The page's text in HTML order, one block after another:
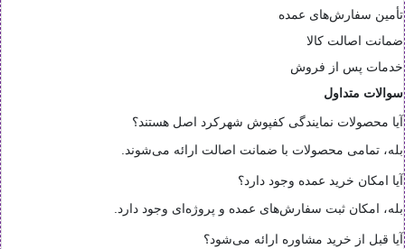
تأمین سفارش‌های عمده
ضمانت اصالت کالا
خدمات پس از فروش
سوالات متداول
آیا محصولات نمایندگی کفپوش شهرکرد اصل هستند؟
بله، تمامی محصولات با ضمانت اصالت ارائه می‌شوند.
آیا امکان خرید عمده وجود دارد؟
بله، امکان ثبت سفارش‌های عمده و پروژه‌ای وجود دارد.
آیا قبل از خرید مشاوره ارائه می‌شود؟